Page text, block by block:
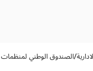
/الصندوق الوطني لمنظمات